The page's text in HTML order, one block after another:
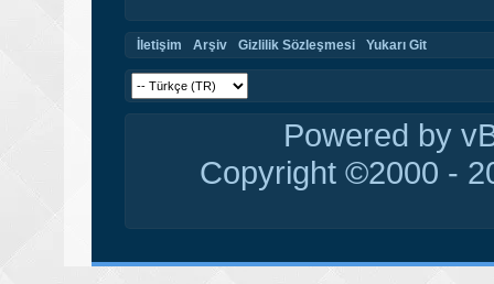
İletişim Arşiv Gizlilik Sözleşmesi Yukarı Git
Powered by
Copyright ©2000 -